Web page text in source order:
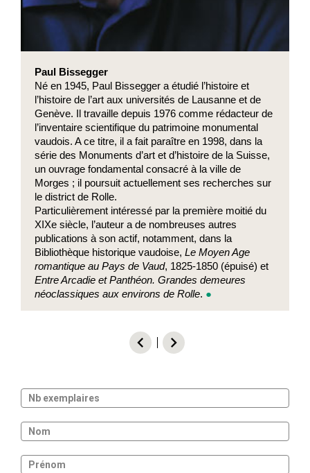
Paul Bissegger
Né en 1945, Paul Bissegger a étudié l’histoire et
l’histoire de l’art aux universités de Lausanne et de
Genève. Il travaille depuis 1976 comme rédacteur de
l’inventaire scientifique du patrimoine monumental
vaudois. A ce titre, il a fait paraître en 1998, dans la
série des Monuments d’art et d’histoire de la Suisse,
un ouvrage fondamental consacré à la ville de
Morges ; il poursuit actuellement ses recherches sur
le district de Rolle.
Particulièrement intéressé par la première moitié du
XIXe siècle, l’auteur a de nombreuses autres
publications à son actif, notamment, dans la
Bibliothèque historique vaudoise, Le Moyen Age
romantique au Pays de Vaud, 1825-1850 (épuisé) et
Entre Arcadie et Panthéon. Grandes demeures
néoclassiques aux environs de Rolle. ●
chevron_left chevron_right